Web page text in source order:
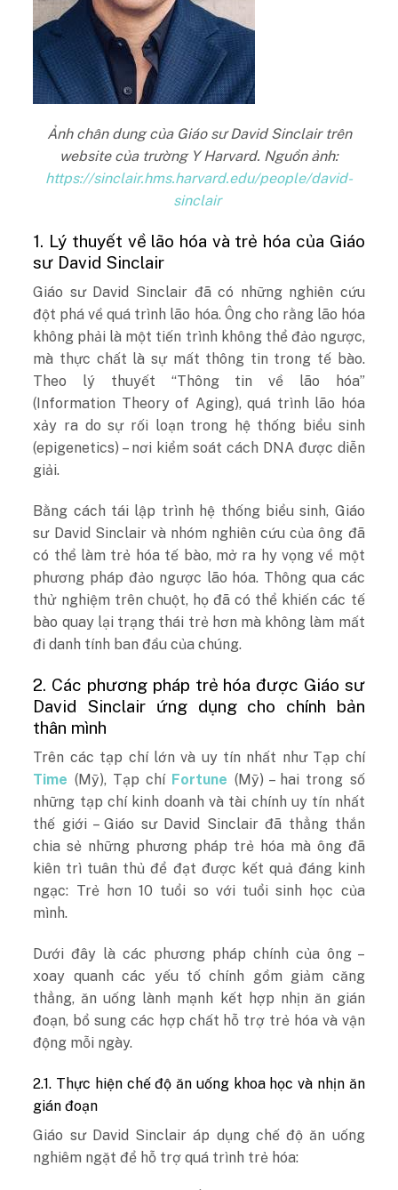
Ảnh chân dung của Giáo sư David Sinclair trên
website của trường Y Harvard. Nguồn ảnh:
https://sinclair.hms.harvard.edu/people/david-
sinclair
1. Lý thuyết về lão hóa và trẻ hóa của Giáo
sư David Sinclair
Giáo sư David Sinclair đã có những nghiên cứu
đột phá về quá trình lão hóa. Ông cho rằng lão hóa
không phải là một tiến trình không thể đảo ngược,
mà thực chất là sự mất thông tin trong tế bào.
Theo lý thuyết “Thông tin về lão hóa”
(Information Theory of Aging), quá trình lão hóa
xảy ra do sự rối loạn trong hệ thống biểu sinh
(epigenetics) – nơi kiểm soát cách DNA được diễn
giải.
Bằng cách tái lập trình hệ thống biểu sinh, Giáo
sư David Sinclair và nhóm nghiên cứu của ông đã
có thể làm trẻ hóa tế bào, mở ra hy vọng về một
phương pháp đảo ngược lão hóa. Thông qua các
thử nghiệm trên chuột, họ đã có thể khiến các tế
bào quay lại trạng thái trẻ hơn mà không làm mất
đi danh tính ban đầu của chúng.
2. Các phương pháp trẻ hóa được Giáo sư
David Sinclair ứng dụng cho chính bản
thân mình
Trên các tạp chí lớn và uy tín nhất như Tạp chí
Time (Mỹ), Tạp chí Fortune (Mỹ) – hai trong số
những tạp chí kinh doanh và tài chính uy tín nhất
thế giới – Giáo sư David Sinclair đã thẳng thắn
chia sẻ những phương pháp trẻ hóa mà ông đã
kiên trì tuân thủ để đạt được kết quả đáng kinh
ngạc: Trẻ hơn 10 tuổi so với tuổi sinh học của
mình.
Dưới đây là các phương pháp chính của ông –
xoay quanh các yếu tố chính gồm giảm căng
thẳng, ăn uống lành mạnh kết hợp nhịn ăn gián
đoạn, bổ sung các hợp chất hỗ trợ trẻ hóa và vận
động mỗi ngày.
2.1. Thực hiện chế độ ăn uống khoa học và nhịn ăn
gián đoạn
Giáo sư David Sinclair áp dụng chế độ ăn uống
nghiêm ngặt để hỗ trợ quá trình trẻ hóa: